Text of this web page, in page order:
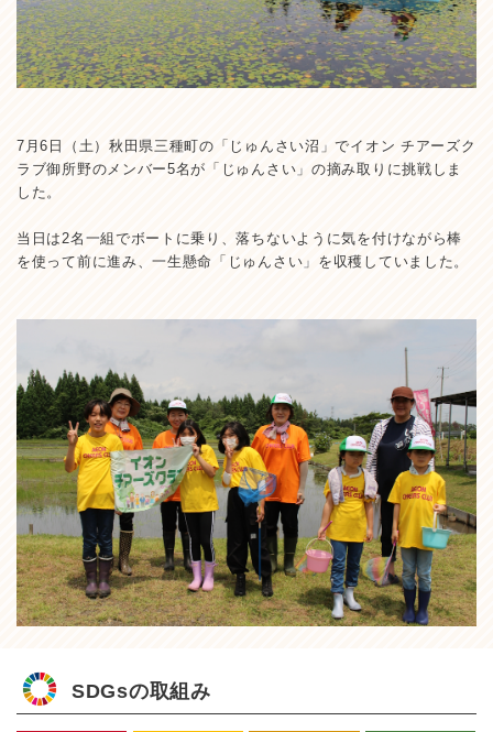
7月6日（土）秋田県三種町の「じゅんさい沼」でイオン チアーズク
ラブ御所野のメンバー5名が「じゅんさい」の摘み取りに挑戦しま
した。
当日は2名一組でボートに乗り、落ちないように気を付けながら棒
を使って前に進み、一生懸命「じゅんさい」を収穫していました。
SDGsの取組み